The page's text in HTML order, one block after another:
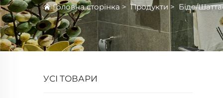
Головна сторінка >Продукти > Біде/
УСІ ТОВАРИ